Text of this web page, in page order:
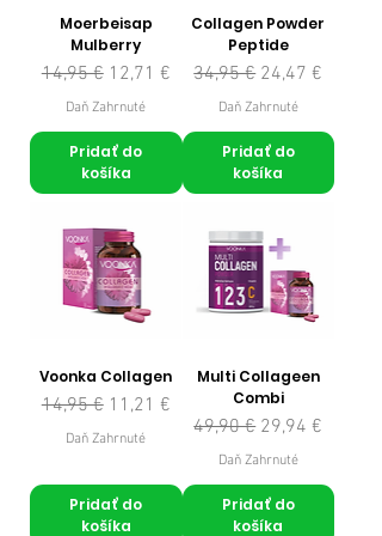
Moerbeisap
Mulberry
Normálna cena
14,95 € Zľavnená cena
12,71 €
Daň Zahrnuté
Pridať do
košíka
Collagen Powder
Peptide
Normálna cena
34,95 € Zľavnená cena
24,47 €
Daň Zahrnuté
Pridať do
košíka
Voonka Collagen
Normálna cena
14,95 € Zľavnená cena
11,21 €
Daň Zahrnuté
Pridať do
košíka
Multi Collageen
Combi
Normálna cena
49,90 € Zľavnená cena
29,94 €
Daň Zahrnuté
Pridať do
košíka